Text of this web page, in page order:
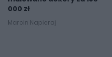
000 zł
Marcin Napieraj